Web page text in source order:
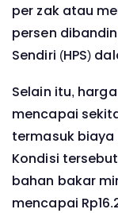
per zak atau
persen
Sendiri (HPS)
Selain itu,
mencapai
termasuk
Kondisi
bahan bakar
mencapai